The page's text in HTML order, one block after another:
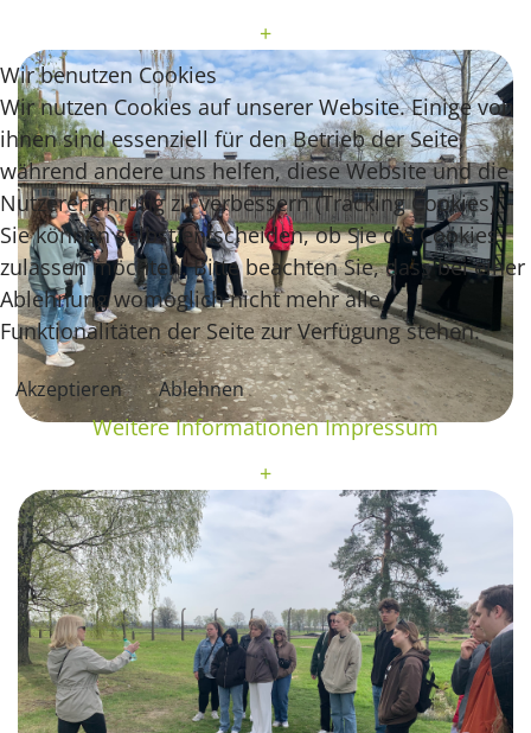
+
+
Wir benutzen Cookies
Wir nutzen Cookies auf unserer Website. Einige von
ihnen sind essenziell für den Betrieb der Seite,
während andere uns helfen, diese Website und die
Nutzererfahrung zu verbessern (Tracking Cookies).
Sie können selbst entscheiden, ob Sie die Cookies
zulassen möchten. Bitte beachten Sie, dass bei einer
Ablehnung womöglich nicht mehr alle
Funktionalitäten der Seite zur Verfügung stehen.
Akzeptieren Ablehnen
Weitere Informationen Impressum